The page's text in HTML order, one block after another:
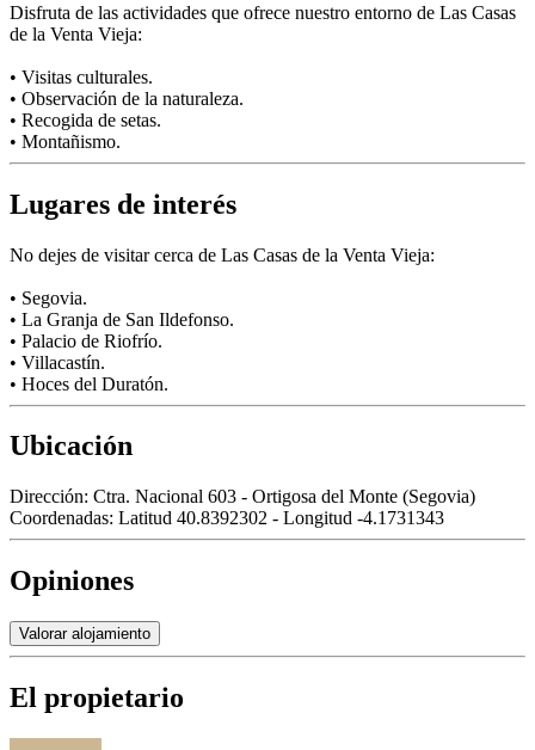
Disfruta de las actividades que ofrece nuestro entorno de Las Casas
de la Venta Vieja:
• Visitas culturales.
• Observación de la naturaleza.
• Recogida de setas.
• Montañismo.
Lugares de interés
No dejes de visitar cerca de Las Casas de la Venta Vieja:
• Segovia.
• La Granja de San Ildefonso.
• Palacio de Riofrío.
• Villacastín.
• Hoces del Duratón.
Ubicación
Dirección: Ctra. Nacional 603 - Ortigosa del Monte (Segovia)
Coordenadas: Latitud 40.8392302 - Longitud -4.1731343
Opiniones
Valorar alojamiento
El propietario